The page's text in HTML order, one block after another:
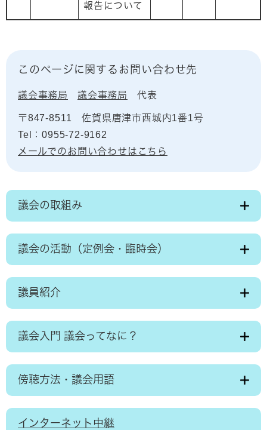
報告について
このページに関するお問い合わせ先
議会事務局 議会事務局 代表
〒847-8511
佐賀県唐津市西城内1番1号
Tel：0955-72-9162
メールでのお問い合わせはこちら
議会の取組み
議会の活動（定例会・臨時会）
議員紹介
議会入門 議会ってなに？
傍聴方法・議会用語
インターネット中継